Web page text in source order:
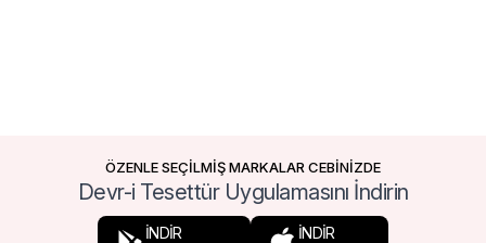
ÖZENLE SEÇİLMİŞ MARKALAR CEBİNİZDE
Devr-i Tesettür Uygulamasını İndirin
İNDİR
İNDİR